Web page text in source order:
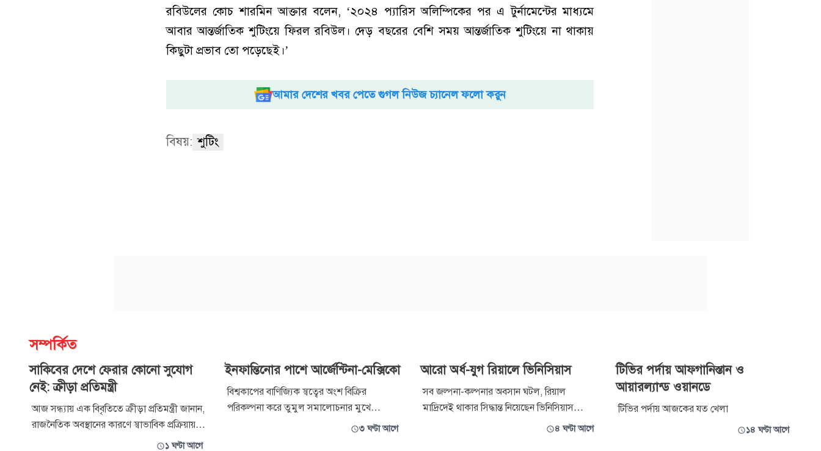
রবিউলের কোচ শারমিন আক্তার বলেন, ‘২০২৪ প্যারিস অলিম্পিকের পর এ টুর্নামেন্টের মাধ্যমে
আবার আন্তর্জাতিক শুটিংয়ে ফিরল রবিউল। দেড় বছরের বেশি সময় আন্তর্জাতিক শুটিংয়ে না থাকায়
কিছুটা প্রভাব তো পড়েছেই।’
আমার দেশের খবর পেতে গুগল নিউজ চ্যানেল ফলো করুন
বিষয়: শুটিং
সম্পর্কিত
সাকিবের দেশে ফেরার কোনো সুযোগ
নেই: ক্রীড়া প্রতিমন্ত্রী
আজ সন্ধ্যায় এক বিবৃতিতে ক্রীড়া প্রতিমন্ত্রী জানান,
রাজনৈতিক অবস্থানের কারণে স্বাভাবিক প্রক্রিয়ায়
সাকিবের দেশে ফেরার আর কোনো সুযোগ নেই
১ ঘণ্টা আগে
ইনফান্তিনোর পাশে আর্জেন্টিনা-মেক্সিকো
বিশ্বকাপের বাণিজ্যিক স্বত্বের অংশ বিক্রির
পরিকল্পনা করে তুমুল সমালোচনার মুখে
পড়েছেন ফিফা সভাপতি জিয়ান্নি ইনফান্তিনো। ক্ষমা
৩ ঘণ্টা আগে
আরো অর্ধ-যুগ রিয়ালে ভিনিসিয়াস
সব জল্পনা-কল্পনার অবসান ঘটল, রিয়াল
মাদ্রিদেই থাকার সিদ্ধান্ত নিয়েছেন ভিনিসিয়াস
জুনিয়র। এক দুই বছর নয়, রিয়ালের সঙ্গে আরো
৪ ঘণ্টা আগে
টিভির পর্দায় আফগানিস্তান ও
আয়ারল্যান্ড ওয়ানডে
টিভির পর্দায় আজকের যত খেলা
১৪ ঘণ্টা আগে